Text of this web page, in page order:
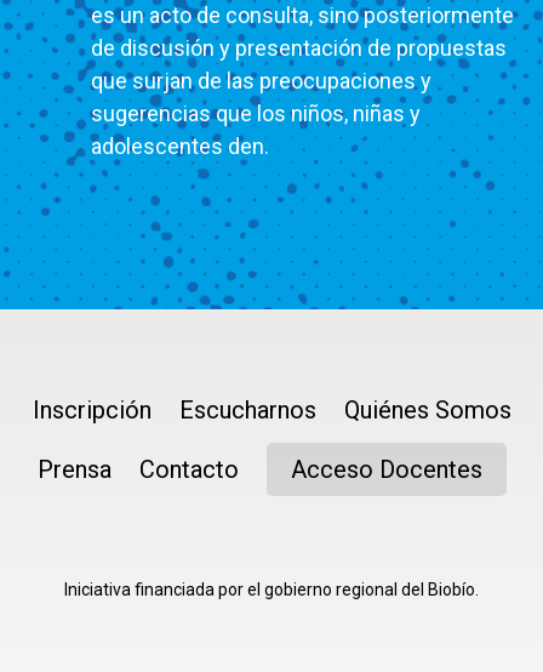
es un acto de consulta, sino posteriormente
de discusión y presentación de propuestas
que surjan de las preocupaciones y
sugerencias que los niños, niñas y
adolescentes den.
Inscripción Escucharnos Quiénes Somos
Prensa Contacto Acceso Docentes
Iniciativa financiada por el gobierno regional del Biobío.